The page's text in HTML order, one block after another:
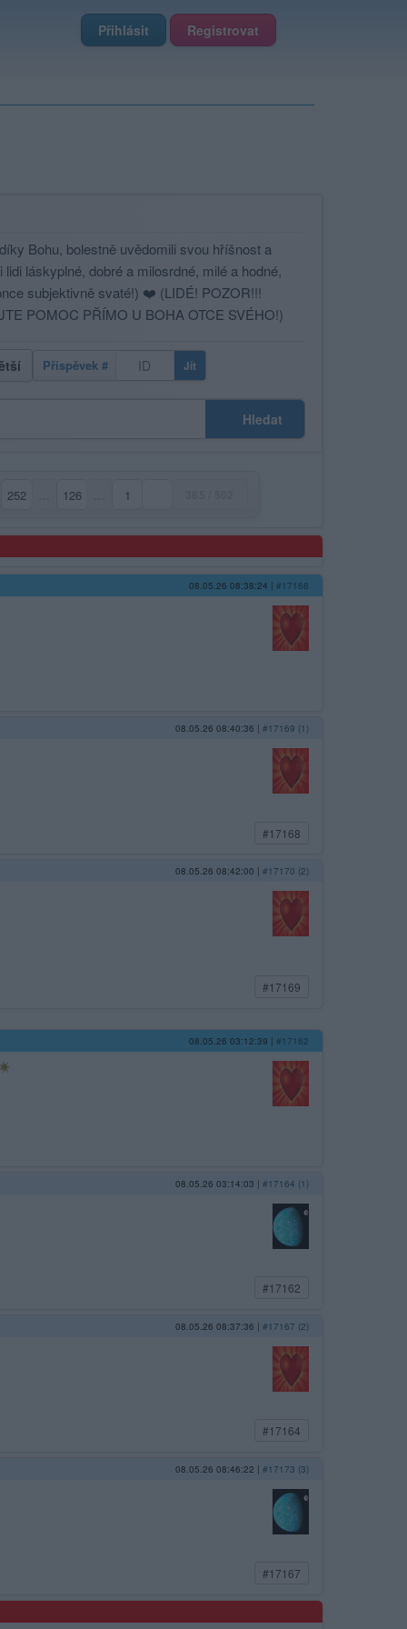
Přihlásit Registrovat
Bohu, bolestně uvědomili svou hříšnost a
láskyplné, dobré a milosrdné, milé a hodné,
subjektivně svaté!) ❤️ (LIDÉ! POZOR!!!
POMOC PŘÍMO U BOHA OTCE SVÉHO!)
Příspěvek # Jít
Hledat
252 126 1
08.05.26 08:38:24 | #17168
08.05.26 08:40:36 | #17169 (1)
#17168
08.05.26 08:42:00 | #17170 (2)
#17169
08.05.26 03:12:39 | #17162
08.05.26 03:14:03 | #17164 (1)
#17162
08.05.26 08:37:36 | #17167 (2)
#17164
08.05.26 08:46:22 | #17173 (3)
#17167